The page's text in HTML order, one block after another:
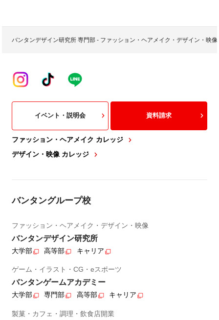
バンタンデザイン研究所 専門部 - ファッション・ヘアメイク・デザイン・映
ファッション・ヘアメイク カレッジ
デザイン・映像 カレッジ
イベント・説明会 資料請求
バンタングループ校
ファッション・ヘアメイク・デザイン・映像
バンタンデザイン研究所
大学部 高等部 キャリア
ゲーム・イラスト・CG・eスポーツ
バンタンゲームアカデミー
大学部 専門部 高等部 キャリア
製菓・カフェ・調理・飲食店開業